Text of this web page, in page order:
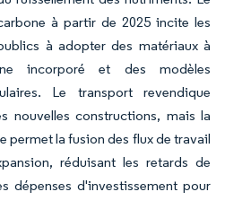
à partir de 2025 incite les
à adopter des matériaux à
incorporé et des modèles
Le transport revendique
nouvelles constructions, mais la
permet la fusion des flux de travail
réduisant les retards de
dépenses d'investissement pour